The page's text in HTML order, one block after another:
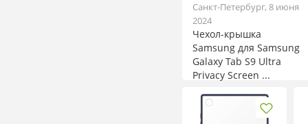
Санкт-Петербург, 8 июня
2024
Чехол-крышка
Samsung для Samsung
Galaxy Tab S9 Ultra
Privacy Screen ...